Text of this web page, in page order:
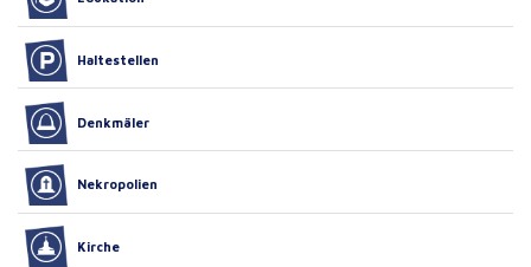
Haltestellen
Denkmäler
Nekropolien
Kirche